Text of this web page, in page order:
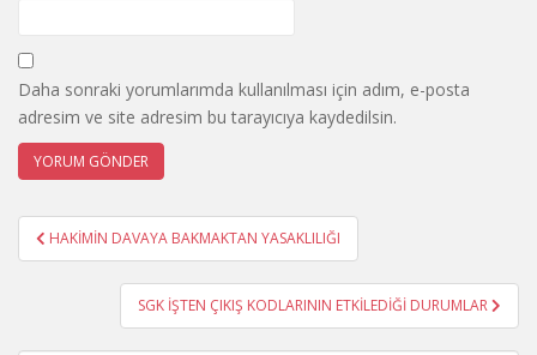
Daha sonraki yorumlarımda kullanılması için adım, e-posta
adresim ve site adresim bu tarayıcıya kaydedilsin.
Yazı
gezinmesi
HAKİMİN DAVAYA BAKMAKTAN YASAKLILIĞI
SGK İŞTEN ÇIKIŞ KODLARININ ETKİLEDİĞİ DURUMLAR